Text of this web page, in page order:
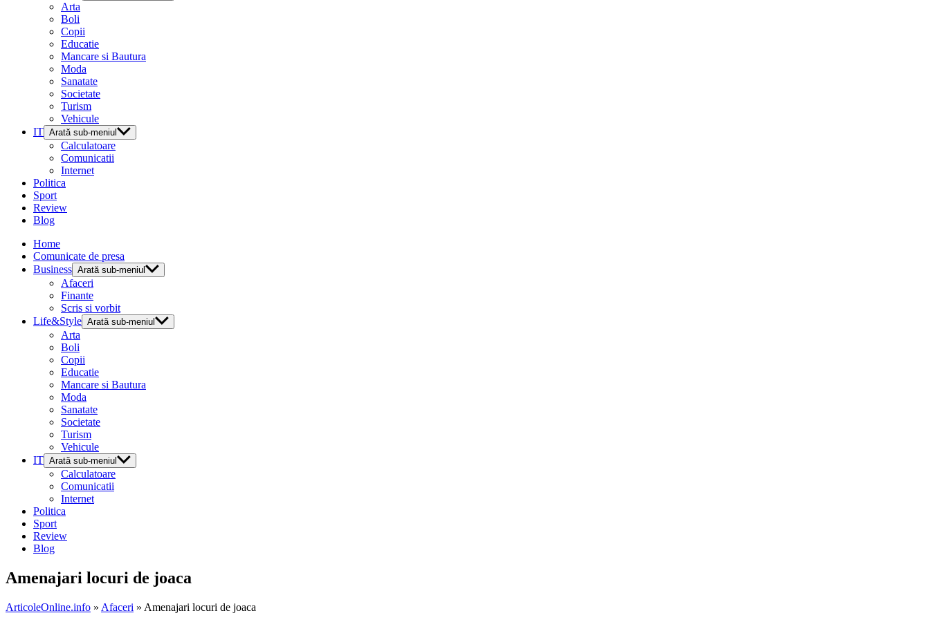
Arta
Boli
Copii
Educatie
Mancare si Bautura
Moda
Sanatate
Societate
Turism
Vehicule
IT Arată sub-meniul
Calculatoare
Comunicatii
Internet
Politica
Sport
Review
Blog
Home
Comunicate de presa
Business Arată sub-meniul
Afaceri
Finante
Scris si vorbit
Life&Style Arată sub-meniul
Arta
Boli
Copii
Educatie
Mancare si Bautura
Moda
Sanatate
Societate
Turism
Vehicule
IT Arată sub-meniul
Calculatoare
Comunicatii
Internet
Politica
Sport
Review
Blog
Amenajari locuri de joaca
ArticoleOnline.info » Afaceri » Amenajari locuri de joaca